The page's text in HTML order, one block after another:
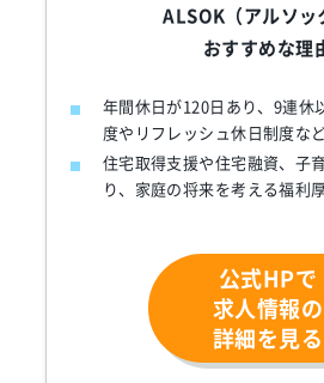
ALSOK（アルソッ
おすすめな理
年間休日が120日あり、9連休
度やリフレッシュ休日制度な
住宅取得支援や住宅融資、子
り、家庭の将来を考える福利
公式HPで
求人情報の
詳細を見る